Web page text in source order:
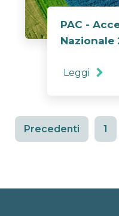
PAC -
Nazionale
Leggi
Precedenti 1